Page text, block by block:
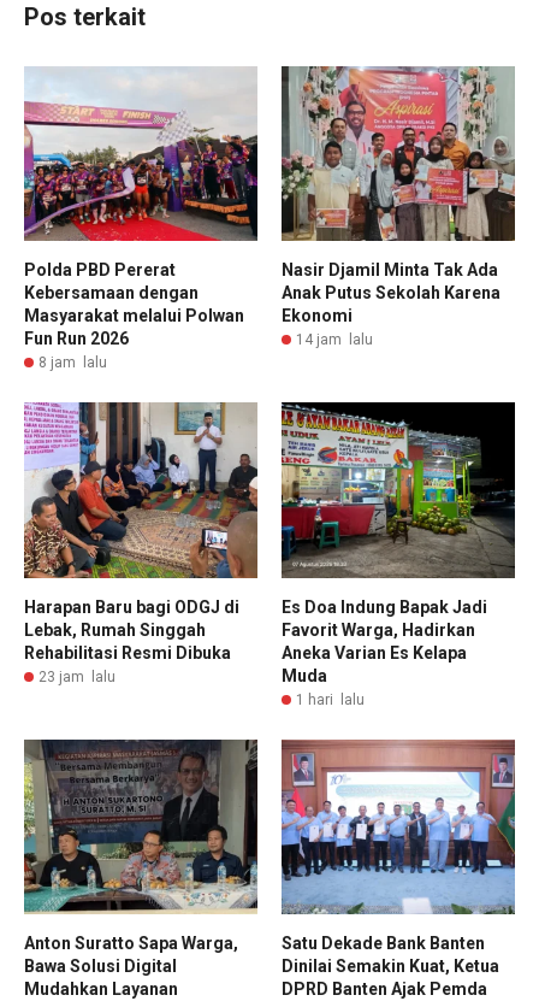
Pos terkait
Polda PBD Pererat
Kebersamaan dengan
Masyarakat melalui Polwan
Fun Run 2026
8 jam lalu
Nasir Djamil Minta Tak Ada
Anak Putus Sekolah Karena
Ekonomi
14 jam lalu
Harapan Baru bagi ODGJ di
Lebak, Rumah Singgah
Rehabilitasi Resmi Dibuka
23 jam lalu
Es Doa Indung Bapak Jadi
Favorit Warga, Hadirkan
Aneka Varian Es Kelapa
Muda
1 hari lalu
Anton Suratto Sapa Warga,
Bawa Solusi Digital
Mudahkan Layanan
Satu Dekade Bank Banten
Dinilai Semakin Kuat, Ketua
DPRD Banten Ajak Pemda